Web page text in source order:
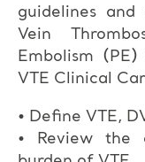
guidelines
Vein
Embolism
VTE Clinical
• Define VTE,
• Review the